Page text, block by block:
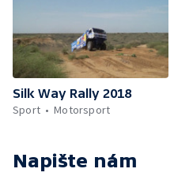
Silk Way Rally 2018
Sport
Motorsport
Napište nám